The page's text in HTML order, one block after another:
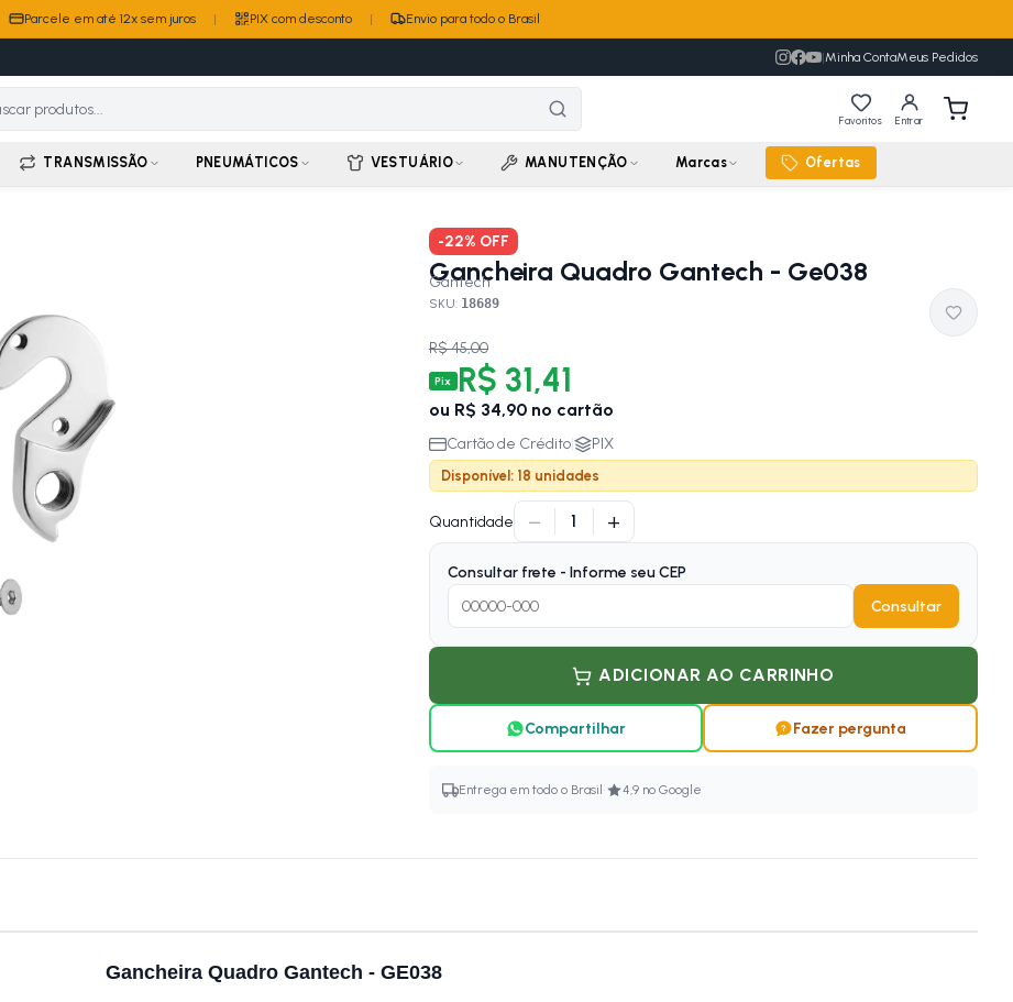
Parcele em até 12x sem juros | PIX com desconto | Envio para todo o Brasil
|Minha ContaMeus Pedidos
Favoritos Entrar
TRANSMISSÃO PNEUMÁTICOS VESTUÁRIO MANUTENÇÃO Marcas Ofertas
-22% OFF
Gancheira Quadro Gantech - Ge038
Gantech
SKU: 18689
R$ 45,00
Pix R$ 31,41
ou R$ 34,90no cartão
Cartão de Crédito| PIX
Disponível: 18 unidades
Quantidade − 1 +
Consultar frete - Informe seu CEP
Consultar
ADICIONAR AO CARRINHO
Compartilhar Fazer pergunta
Entrega em todo o Brasil · 4,9 no Google
Gancheira Quadro Gantech - GE038